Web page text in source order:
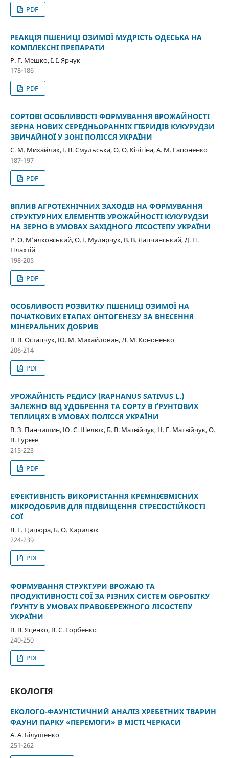
PDF
РЕАКЦІЯ ПШЕНИЦІ ОЗИМОЇ МУДРІСТЬ ОДЕСЬКА НА
КОМПЛЕКСНІ ПРЕПАРАТИ
Р. Г. Мешко, І. І. Ярчук
178-186
PDF
СОРТОВІ ОСОБЛИВОСТІ ФОРМУВАННЯ ВРОЖАЙНОСТІ
ЗЕРНА НОВИХ СЕРЕДНЬОРАННІХ ГІБРИДІВ КУКУРУДЗИ
ЗВИЧАЙНОЇ У ЗОНІ ПОЛІССЯ УКРАЇНИ
С. М. Михайлик, І. В. Смульська, О. О. Кічігіна, А. М. Гапоненко
187-197
PDF
ВПЛИВ АГРОТЕХНІЧНИХ ЗАХОДІВ НА ФОРМУВАННЯ
СТРУКТУРНИХ ЕЛЕМЕНТІВ УРОЖАЙНОСТІ КУКУРУДЗИ
НА ЗЕРНО В УМОВАХ ЗАХІДНОГО ЛІСОСТЕПУ УКРАЇНИ
Р. О. М’ялковський, О. І. Мулярчук, В. В. Лапчинський, Д. П.
Плахтій
198-205
PDF
ОСОБЛИВОСТІ РОЗВИТКУ ПШЕНИЦІ ОЗИМОЇ НА
ПОЧАТКОВИХ ЕТАПАХ ОНТОГЕНЕЗУ ЗА ВНЕСЕННЯ
МІНЕРАЛЬНИХ ДОБРИВ
В. В. Остапчук, Ю. М. Михайловин, Л. М. Кононенко
206-214
PDF
УРОЖАЙНІСТЬ РЕДИСУ (RAPHANUS SATIVUS L.)
ЗАЛЕЖНО ВІД УДОБРЕННЯ ТА СОРТУ В ҐРУНТОВИХ
ТЕПЛИЦЯХ В УМОВАХ ПОЛІССЯ УКРАЇНИ
В. З. Панчишин, Ю. С. Шелюк, Б. В. Матвійчук, Н. Г. Матвійчук, О.
В. Гурєєв
215-223
PDF
ЕФЕКТИВНІСТЬ ВИКОРИСТАННЯ КРЕМНІЄВМІСНИХ
МІКРОДОБРИВ ДЛЯ ПІДВИЩЕННЯ СТРЕСОСТІЙКОСТІ
СОЇ
Я. Г. Цицюра, Б. О. Кирилюк
224-239
PDF
ФОРМУВАННЯ СТРУКТУРИ ВРОЖАЮ ТА
ПРОДУКТИВНОСТІ СОЇ ЗА РІЗНИХ СИСТЕМ ОБРОБІТКУ
ҐРУНТУ В УМОВАХ ПРАВОБЕРЕЖНОГО ЛІСОСТЕПУ
УКРАЇНИ
В. В. Яценко, В. С. Горбенко
240-250
PDF
ЕКОЛОГІЯ
ЕКОЛОГО-ФАУНІСТИЧНИЙ АНАЛІЗ ХРЕБЕТНИХ ТВАРИН
ФАУНИ ПАРКУ «ПЕРЕМОГИ» В МІСТІ ЧЕРКАСИ
А. А. Білушенко
251-262